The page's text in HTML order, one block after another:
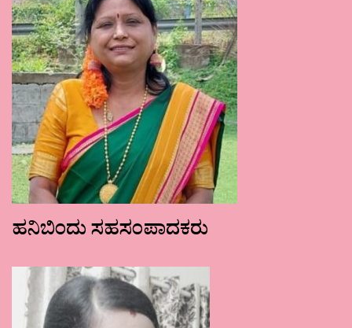
ಹನಿಬಿಂದು ಸಹಸಂಪಾದಕರು